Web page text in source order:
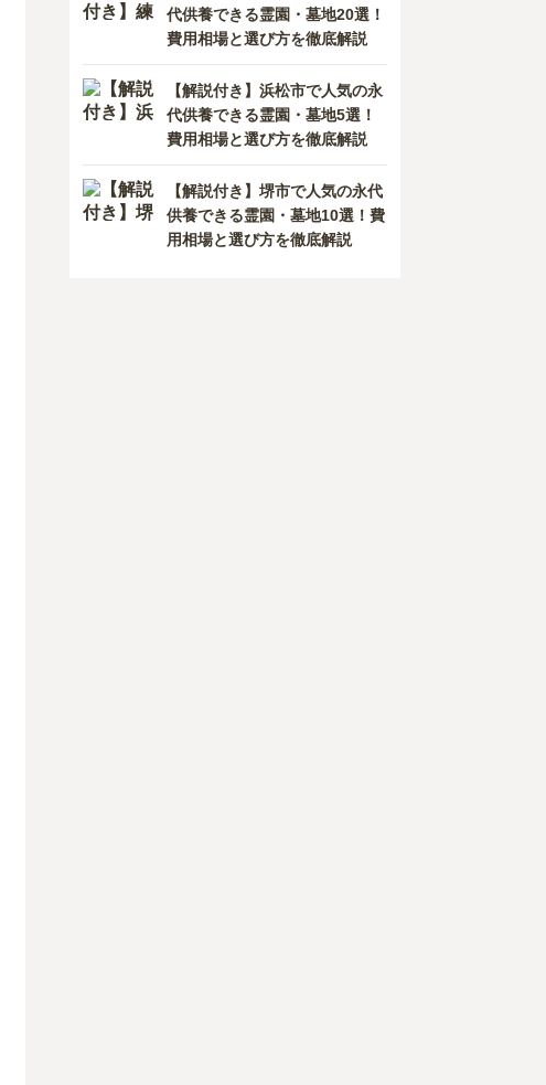
本法寺墓地
霊性院 のうこつぼ
5.0
代供養できる霊園・墓地20選！
費用相場と選び方を徹底解説
【解説付き】浜松市で人気の永
代供養できる霊園・墓地5選！
費用相場と選び方を徹底解説
【解説付き】堺市で人気の永代
供養できる霊園・墓地10選！費
用相場と選び方を徹底解説